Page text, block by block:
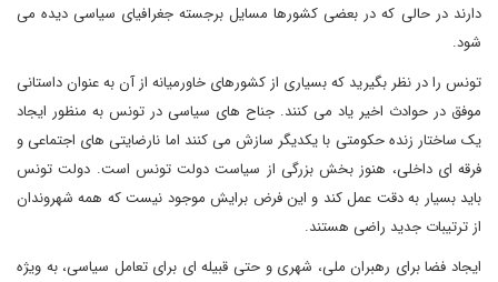
دارند در حالی که در بعضی کشورها مسایل برجسته جغرافیای سیاسی دیده می
شود.
تونس را در نظر بگیرید که بسیاری از کشورهای خاورمیانه از آن به عنوان داستانی
موفق در حوادث اخیر یاد می کنند. جناح های سیاسی در تونس به منظور ایجاد
یک ساختار زنده حکومتی با یکدیگر سازش می کنند اما نارضایتی های اجتماعی و
فرقه ای داخلی، هنوز بخش بزرگی از سیاست دولت تونس است. دولت تونس
باید بسیار به دقت عمل کند و این فرض برایش موجود نیست که همه شهروندان
از ترتیبات جدید راضی هستند.
ایجاد فضا برای رهبران ملی، شهری و حتی قبیله ای برای تعامل سیاسی، به ویژه